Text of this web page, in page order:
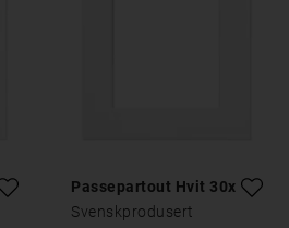
Passepartout Hvit 30x40
Svenskprodusert